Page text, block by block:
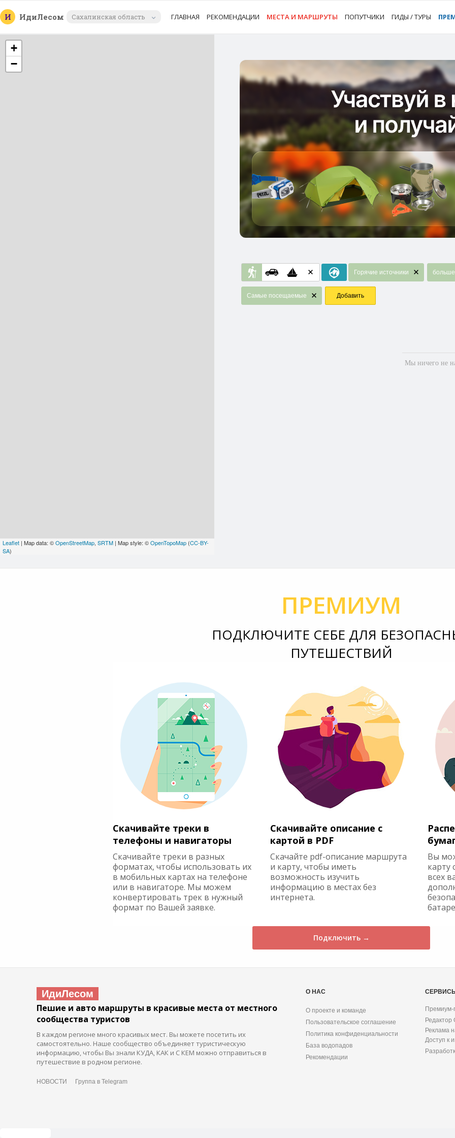
И ИдиЛесом Сахалинская область ГЛАВНАЯ РЕКОМЕНДАЦИИ МЕСТА И МАРШРУТЫ ПОПУТЧИКИ ГИДЫ / ТУРЫ
+
−
Leaflet | Map data: ©OpenStreetMap, SRTM | Map style: ©OpenTopoMap (CC-BY-
SA)
Горячие источники
Самые посещаемые Добавить
Мы ничего не
ПРЕМИУМ
ПОДКЛЮЧИТЕ СЕБЕ ДЛЯ
ПУТЕШЕСТВИЙ
Скачивайте треки в
телефоны и навигаторы
Скачивайте треки в разных
форматах, чтобы использовать их
в мобильных картах на телефоне
или в навигаторе. Мы можем
конвертировать трек в нужный
формат по Вашей заявке.
Скачивайте описание с
картой в PDF
Скачайте pdf-описание маршрута
и карту, чтобы иметь
возможность изучить
информацию в местах без
интернета.
Вы
карту
всех
Подключить →
ИдиЛесом
Пешие и авто маршруты в красивые места от местного
сообщества туристов
В каждом регионе много красивых мест. Вы можете посетить их
самостоятельно. Наше сообщество объединяет туристическую
информацию, чтобы Вы знали КУДА, КАК и С КЕМ можно отправиться в
путешествие в родном регионе.
НОВОСТИ Группа в Telegram
О НАС
О проекте и команде
Пользовательское соглашение
Политика конфиденциальности
База водопадов
Рекомендации
Премиум-
Редактор
Реклама
Доступ к